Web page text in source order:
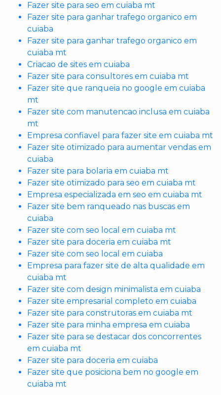
Fazer site para seo em cuiaba mt
Fazer site para ganhar trafego organico em
cuiaba
Fazer site para ganhar trafego organico em
cuiaba mt
Criacao de sites em cuiaba
Fazer site para consultores em cuiaba mt
Fazer site que ranqueia no google em cuiaba
mt
Fazer site com manutencao inclusa em cuiaba
mt
Empresa confiavel para fazer site em cuiaba mt
Fazer site otimizado para aumentar vendas em
cuiaba
Fazer site para bolaria em cuiaba mt
Fazer site otimizado para seo em cuiaba mt
Empresa especializada em seo em cuiaba mt
Fazer site bem ranqueado nas buscas em
cuiaba
Fazer site com seo local em cuiaba mt
Fazer site para doceria em cuiaba mt
Fazer site com seo local em cuiaba
Empresa para fazer site de alta qualidade em
cuiaba mt
Fazer site com design minimalista em cuiaba
Fazer site empresarial completo em cuiaba
Fazer site para construtoras em cuiaba mt
Fazer site para minha empresa em cuiaba
Fazer site para se destacar dos concorrentes
em cuiaba mt
Fazer site para doceria em cuiaba
Fazer site que posiciona bem no google em
cuiaba mt